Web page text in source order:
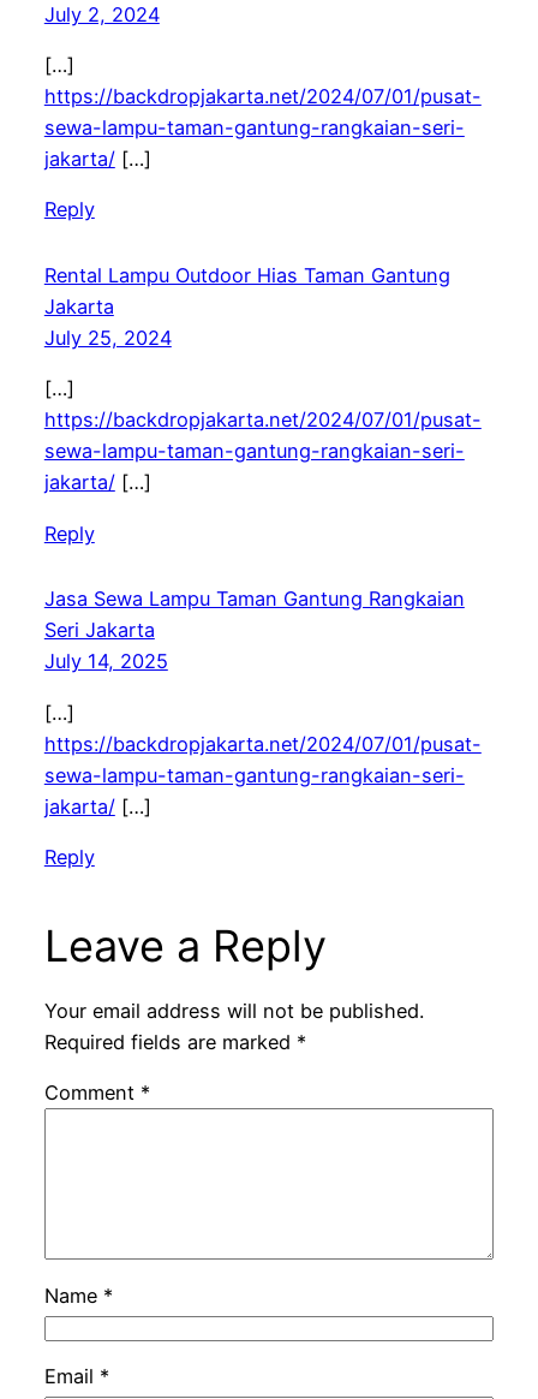
July 2, 2024
[…]
https://backdropjakarta.net/2024/07/01/pusat-
sewa-lampu-taman-gantung-rangkaian-seri-
jakarta/[…]
Reply
Rental Lampu Outdoor Hias Taman Gantung
Jakarta
July 25, 2024
[…]
https://backdropjakarta.net/2024/07/01/pusat-
sewa-lampu-taman-gantung-rangkaian-seri-
jakarta/[…]
Reply
Jasa Sewa Lampu Taman Gantung Rangkaian
Seri Jakarta
July 14, 2025
[…]
https://backdropjakarta.net/2024/07/01/pusat-
sewa-lampu-taman-gantung-rangkaian-seri-
jakarta/[…]
Reply
Leave a Reply
Your email address will not be published.
Required fields are marked *
Comment *
Name *
Email *